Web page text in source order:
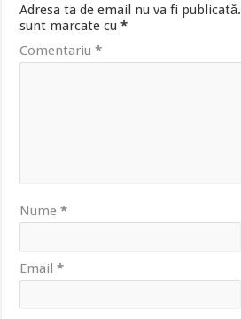
Adresa ta de email nu va fi publicată.
sunt marcate cu*
Comentariu*
Nume*
Email*